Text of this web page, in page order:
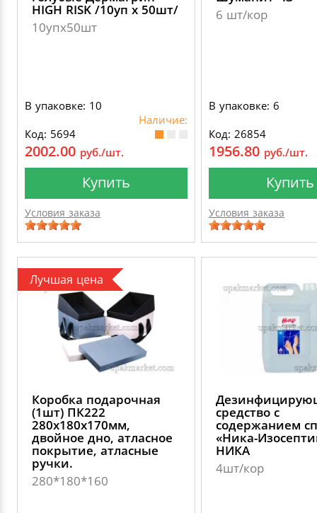
HIGH RISK /10уп х 50шт/
10упх50шт
В упаковке: 10
Наличие:
Код: 5694
2002.00 руб./шт.
Купить
Условия заказа
6 шт/кор
В упаковке: 6
Код: 26854
1956.80 руб./шт.
Купить
Условия заказа
Лучшая цена
Коробка подарочная
(1шт) ПК222
280х180х170мм,
двойное дно, атласное
покрытие, атласные
ручки.
280*180*160
средство с
содержанием
«Ника-
НИКА
4шт/кор